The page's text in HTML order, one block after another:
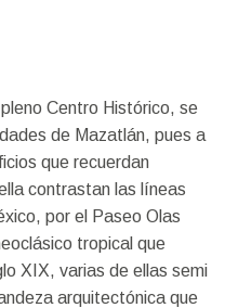
Centro Histórico, se
de Mazatlán, pues a
que recuerdan
contrastan las líneas
por el Paseo Olas
tropical que
XIX, varias de ellas semi
arquitectónica que